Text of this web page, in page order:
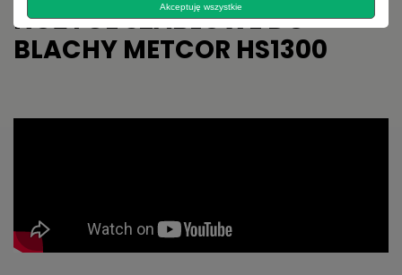
NOŻYCE SZABLOWE DO
BLACHY METCOR HS1300
Akceptuję wszystkie